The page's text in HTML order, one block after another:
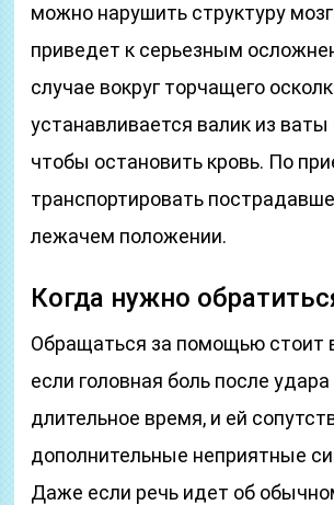
можно нарушить структуру
приведет к серьезным
случае вокруг торчащего
устанавливается валик из
чтобы остановить кровь. По
транспортировать
лежачем положении.
Когда нужно
Обращаться за помощью стоит
если головная боль после
длительное время, и ей
дополнительные неприятные
Даже если речь идет об